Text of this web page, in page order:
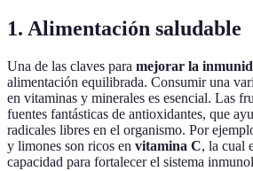
1. Alimentación saludable
Una de las claves para mejorar la
alimentación equilibrada. Consumir una
en vitaminas y minerales es esencial. Las
fuentes fantásticas de antioxidantes, que
radicales libres en el organismo. Por
y limones son ricos en vitamina C, la cual
capacidad para fortalecer el sistema